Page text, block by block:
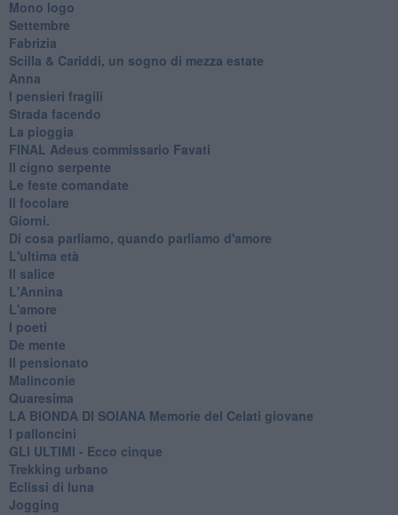
Mono logo
Settembre
Fabrizia
​Scilla & Cariddi, un sogno di mezza estate
Anna
I pensieri fragili
Strada facendo
La pioggia
FINAL Adeus commissario Favati
Il cigno serpente
Le feste comandate
Il focolare
Giorni.
Di cosa parliamo, quando parliamo d'amore
L'ultima età
Il salice
L'Annina
L'amore
I poeti
De mente
Il pensionato
Malinconie
Quaresima
LA BIONDA DI SOIANA Memorie del Celati giovane
I palloncini
GLI ULTIMI - Ecco cinque
Trekking urbano
Eclissi di luna
Jogging